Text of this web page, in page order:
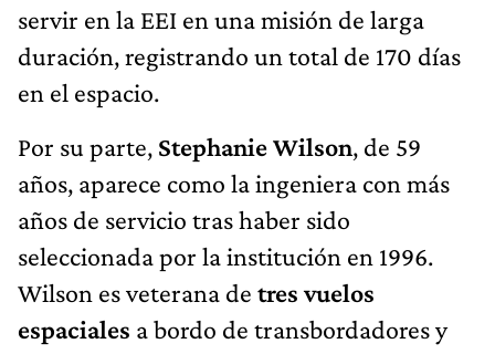
servir en la EEI en una misión de larga
duración, registrando un total de 170 días
en el espacio.
Por su parte, Stephanie Wilson, de 59
años, aparece como la ingeniera con más
años de servicio tras haber sido
seleccionada por la institución en 1996.
Wilson es veterana de tres vuelos
espaciales a bordo de transbordadores y